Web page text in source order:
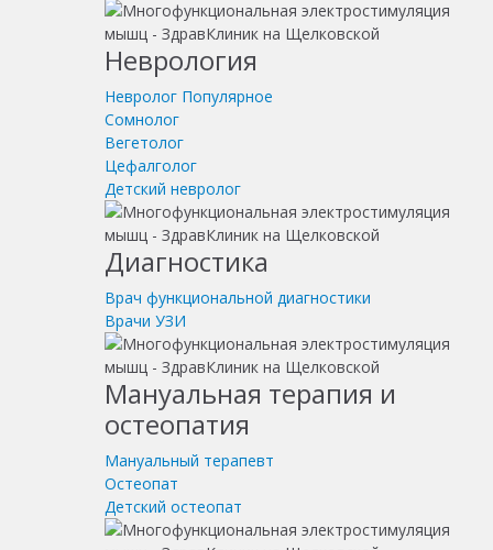
Неврология
Невролог Популярное
Сомнолог
Вегетолог
Цефалголог
Детский невролог
Диагностика
Врач функциональной диагностики
Врачи УЗИ
Мануальная терапия и
остеопатия
Мануальный терапевт
Остеопат
Детский остеопат